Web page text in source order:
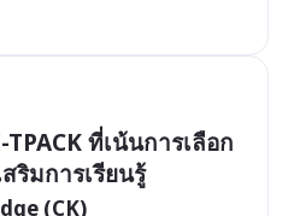
ที่เน้นการเลือก
ริมการเรียนรู้
(CK)